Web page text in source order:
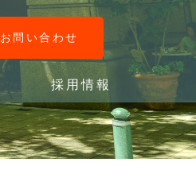
お問い合わせ
採用情報